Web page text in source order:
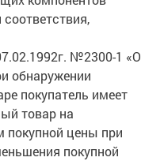
№2300-1 «О
обнаружении
покупатель имеет
товар на
покупной цены при
покупной